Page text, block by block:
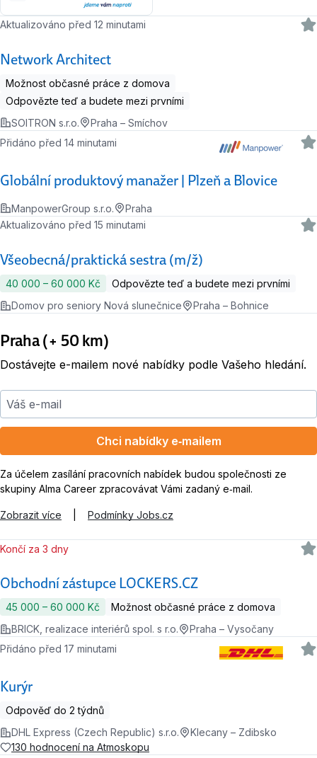
Network Architect
Aktualizováno před 12 minutami
Možnost občasné práce z domova
Odpovězte teď a budete mezi prvními
SOITRON s.r.o.
Praha – Smíchov
Globální produktový manažer | Plzeň a Blovice
Přidáno před 14 minutami
ManpowerGroup s.r.o. Praha
Všeobecná/praktická sestra (m/ž)
Aktualizováno před 15 minutami
40 000 ‍–‍ 60 000 Kč
Odpovězte teď a budete mezi prvními
Domov pro seniory Nová slunečnice
Praha – Bohnice
Praha (+ 50 km)
Dostávejte e-mailem nové nabídky podle Vašeho hledání.
Váš e-mail
Chci nabídky e‑mailem
Za účelem zasílání pracovních nabídek budou společnosti ze
skupiny Alma Career zpracovávat Vámi zadaný e‑mail.
Zobrazit více Podmínky Jobs.cz
Obchodní zástupce LOCKERS.CZ
Končí za 3 dny
45 000 ‍–‍ 60 000 Kč
Možnost občasné práce z domova
BRICK, realizace interiérů spol. s r.o.
Praha – Vysočany
Kurýr
Přidáno před 17 minutami
Odpověď do 2 týdnů
DHL Express (Czech Republic) s.r.o.
Klecany – Zdibsko
130 hodnocení na Atmoskopu